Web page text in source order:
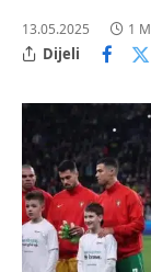
13.05.2025 1
Dijeli